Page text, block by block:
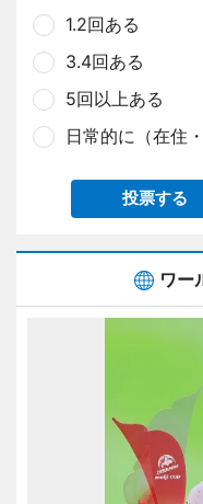
1.2回ある
3.4回ある
5回以上ある
日常的に（在住
投票する
ワー